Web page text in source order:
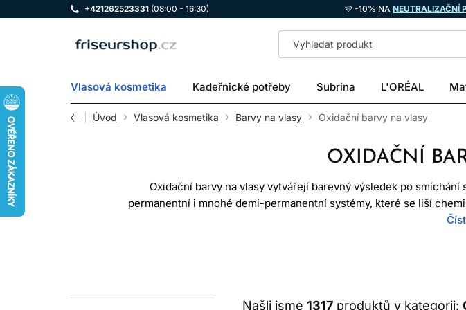
+421262523331 (08:00 - 16:30) 💜 -10% NA NEUTRALIZAČNÍ
LOMAX
Vlasová kosmetika Kadeřnické potřeby Subrina L'ORÉAL
Úvod Vlasová kosmetika Barvy na vlasy Oxidační barvy na vlasy
OXIDAČNÍ
Oxidační barvy na vlasy vytvářejí barevný výsledek po
permanentní i mnohé demi-permanentní systémy, které se liší
přirozený pigment a mírou krytí šedivých vlasů. Oxidační barvy
Po spojení barvicího krému nebo gelu s určeným oxidantem začne
Našli jsme 1317 produktů v kategorii: